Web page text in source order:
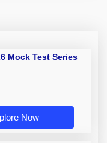
Mock Test Series
Now